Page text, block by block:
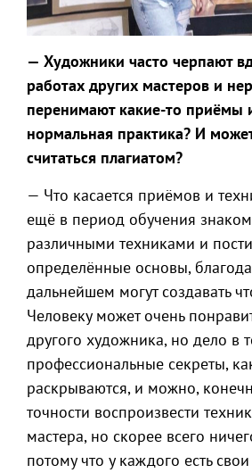
— Художники часто черпают
работах других мастеров и
перенимают какие-то приёмы
нормальная практика? И
считаться плагиатом?
— Что касается приёмов и
ещё в период обучения
различными техниками и
определённые основы,
дальнейшем могут создавать
Человеку может очень
другого художника, но дело в
профессиональные секреты,
раскрываются, и можно,
точности воспроизвести
мастера, но скорее всего
потому что у каждого есть